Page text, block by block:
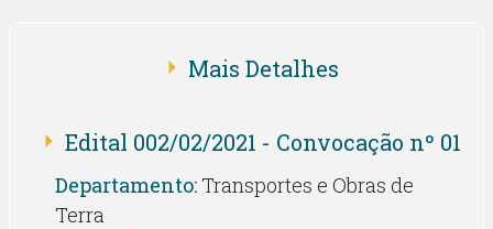
Mais Detalhes
Edital 002/02/2021 - Convocação nº 01
Departamento:Transportes e Obras de
Terra